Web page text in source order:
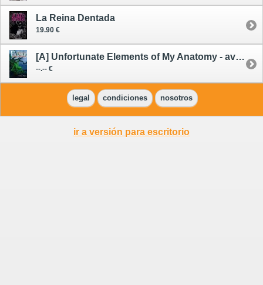
La Reina Dentada
19.90 €
[A] Unfortunate Elements of My Anatomy - avance --/--/26
--.-- €
legal condiciones nosotros
ir a versión para escritorio